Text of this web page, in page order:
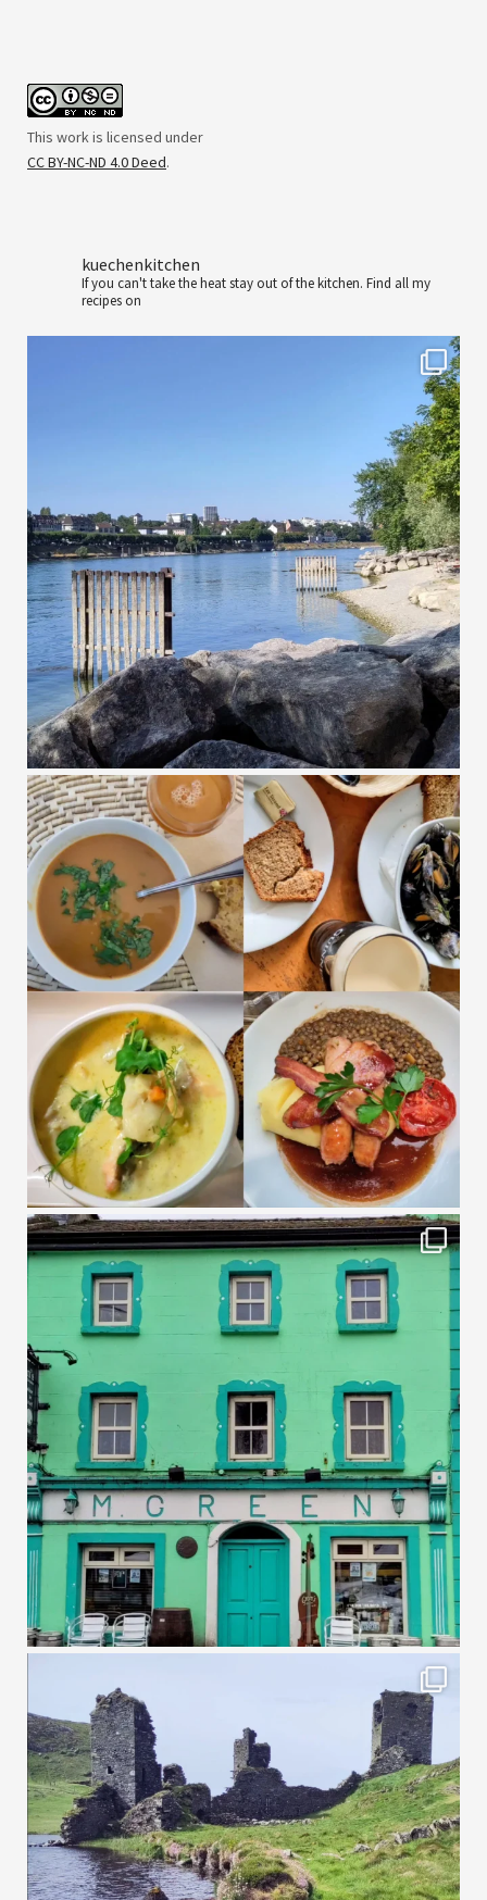
This work is licensed under
CC BY-NC-ND 4.0 Deed.
kuechenkitchen
If you can't take the heat stay out of the kitchen. Find all my
recipes on